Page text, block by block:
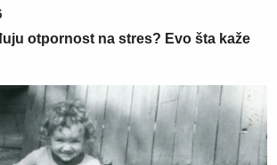
otpornost na stres? Evo šta kaže